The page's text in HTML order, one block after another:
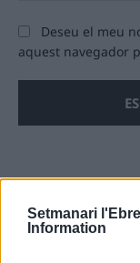
Setmanari
Information
Deseu el meu
aquest navegador